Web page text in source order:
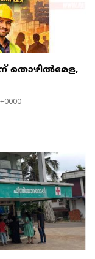
തൊഴിൽമേള,